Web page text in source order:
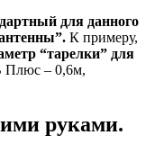
для данного
К примеру,
“тарелки” для
– 0,6м,
руками.